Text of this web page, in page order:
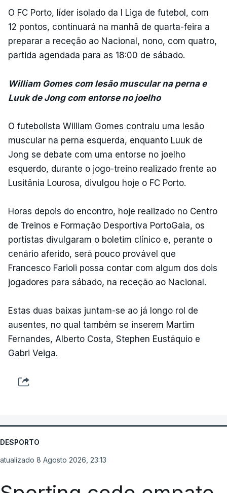
O FC Porto, líder isolado da I Liga de futebol, com
12 pontos, continuará na manhã de quarta-feira a
preparar a receção ao Nacional, nono, com quatro,
partida agendada para as 18:00 de sábado.
William Gomes com lesão muscular na perna e
Luuk de Jong com entorse no joelho
O futebolista William Gomes contraiu uma lesão
muscular na perna esquerda, enquanto Luuk de
Jong se debate com uma entorse no joelho
esquerdo, durante o jogo-treino realizado frente ao
Lusitânia Lourosa, divulgou hoje o FC Porto.
Horas depois do encontro, hoje realizado no Centro
de Treinos e Formação Desportiva PortoGaia, os
portistas divulgaram o boletim clínico e, perante o
cenário aferido, será pouco provável que
Francesco Farioli possa contar com algum dos dois
jogadores para sábado, na receção ao Nacional.
Estas duas baixas juntam-se ao já longo rol de
ausentes, no qual também se inserem Martim
Fernandes, Alberto Costa, Stephen Eustáquio e
Gabri Veiga.
DESPORTO
atualizado 8 Agosto 2026, 23:13